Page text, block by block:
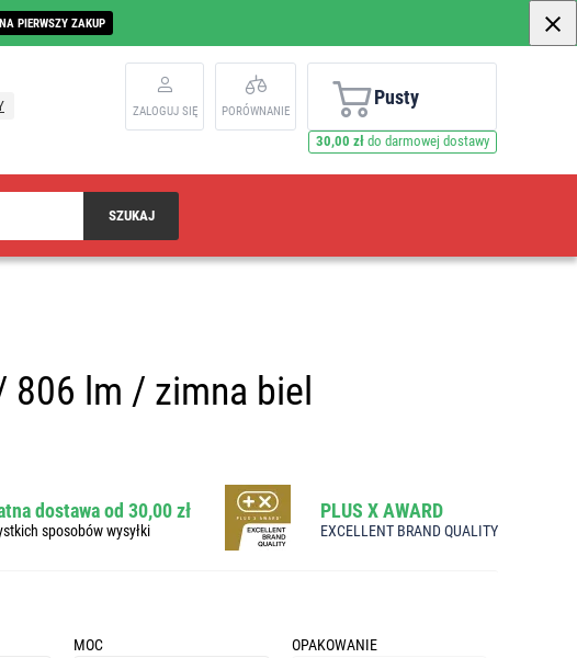
NA PIERWSZY ZAKUP
ZALOGUJ SIĘ PORÓWNANIE
Pusty
30,00 złdo darmowej dostawy
SZUKAJ
lm / zimna biel
dostawa od 30,00 zł
sposobów wysyłki
PLUS X AWARD
EXCELLENT BRAND QUALITY
MOC
OPAKOWANIE